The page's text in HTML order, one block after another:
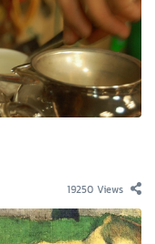
19250 Views